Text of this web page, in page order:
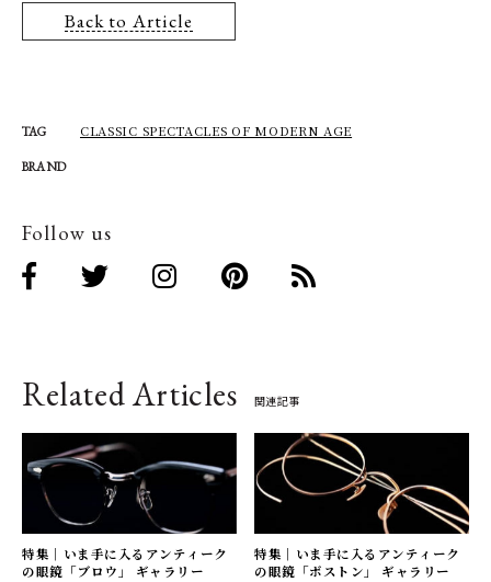
Back to Article
TAG CLASSIC SPECTACLES OF MODERN AGE
BRAND
Follow us
Related Articles 関連記事
特集｜いま手に入るアンティーク
の眼鏡「ブロウ」 ギャラリー
特集｜いま手に入るアンティーク
の眼鏡「ボストン」 ギャラリー